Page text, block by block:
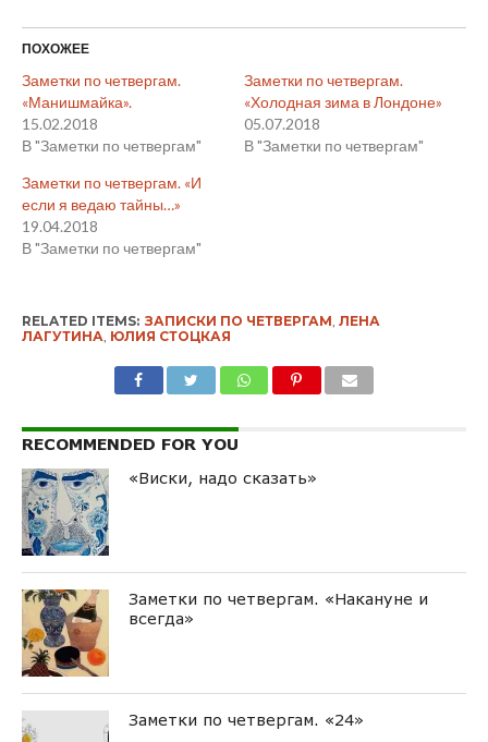
ПОХОЖЕЕ
Заметки по четвергам.
«Манишмайка».
15.02.2018
В "Заметки по четвергам"
Заметки по четвергам.
«Холодная зима в Лондоне»
05.07.2018
В "Заметки по четвергам"
Заметки по четвергам. «И
если я ведаю тайны…»
19.04.2018
В "Заметки по четвергам"
RELATED ITEMS: ЗАПИСКИ ПО ЧЕТВЕРГАМ, ЛЕНА
ЛАГУТИНА, ЮЛИЯ СТОЦКАЯ
RECOMMENDED FOR YOU
«Виски, надо сказать»
Заметки по четвергам. «Накануне и
всегда»
Заметки по четвергам. «24»